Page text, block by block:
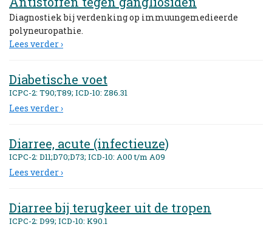
Diagnostiek bij verdenking op immuungemedieerde
polyneuropathie.
Lees verder ›
Diabetische voet
ICPC-2: T90;T89; ICD-10: Z86.31
Lees verder ›
Diarree, acute (infectieuze)
ICPC-2: D11;D70;D73; ICD-10: A00 t/m A09
Lees verder ›
Diarree bij terugkeer uit de tropen
ICPC-2: D99; ICD-10: K90.1